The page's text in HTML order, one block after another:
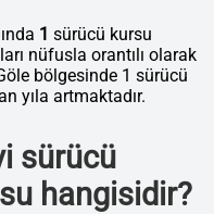
1 sürücü kursu
nüfusla orantılı olarak
bölgesinde 1 sürücü
yıla artmaktadır.
sürücü
hangisidir?